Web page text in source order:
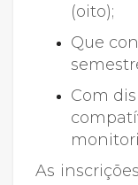
(oito);
Que
Com
As